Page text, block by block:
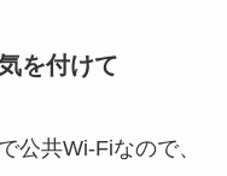
を付けて
公共Wi-Fiなので、